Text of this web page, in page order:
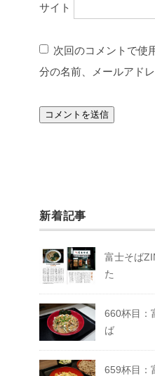
サイト
次回のコメントで使
分の名前、メールアド
新着記事
富士そば
た
660杯目：
ば
659杯目：